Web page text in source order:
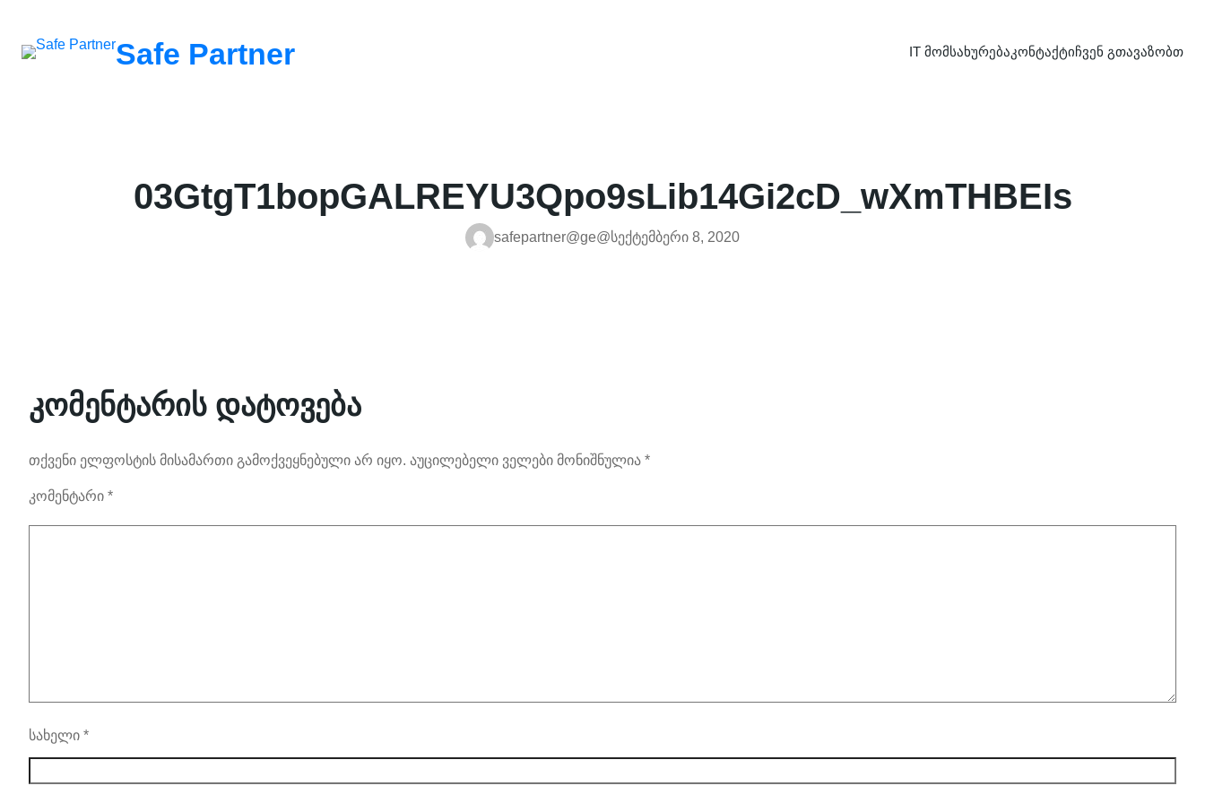
გადასვლა
Safe Partner IT მომსახურებაკონტაქტიჩვენ გთავაზობთ
03GtgT1bopGALREYU3Qpo9sLib14Gi2cD_wXmTHBEIs
safepartner@ge@სექტემბერი 8, 2020
კომენტარის დატოვება
თქვენი ელფოსტის მისამართი გამოქვეყნებული არ იყო. აუცილებელი ველები მონიშნულია *
კომენტარი *
სახელი *